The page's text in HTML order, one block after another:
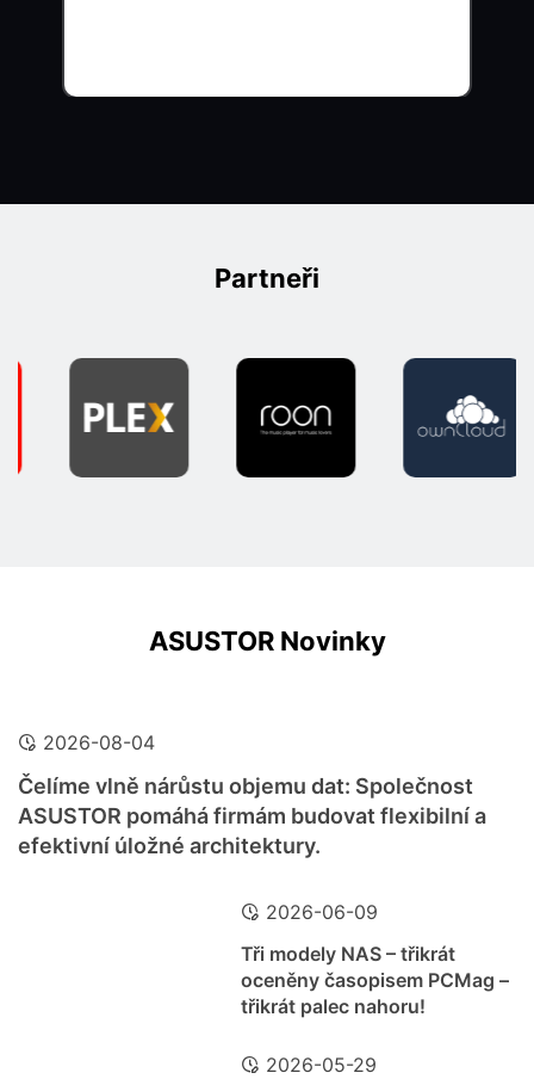
Partneři
ASUSTOR Novinky
2026-08-04
Čelíme vlně nárůstu objemu dat: Společnost
ASUSTOR pomáhá firmám budovat flexibilní a
efektivní úložné architektury.
2026-06-09
Tři modely NAS – třikrát
oceněny časopisem PCMag –
třikrát palec nahoru!
2026-05-29